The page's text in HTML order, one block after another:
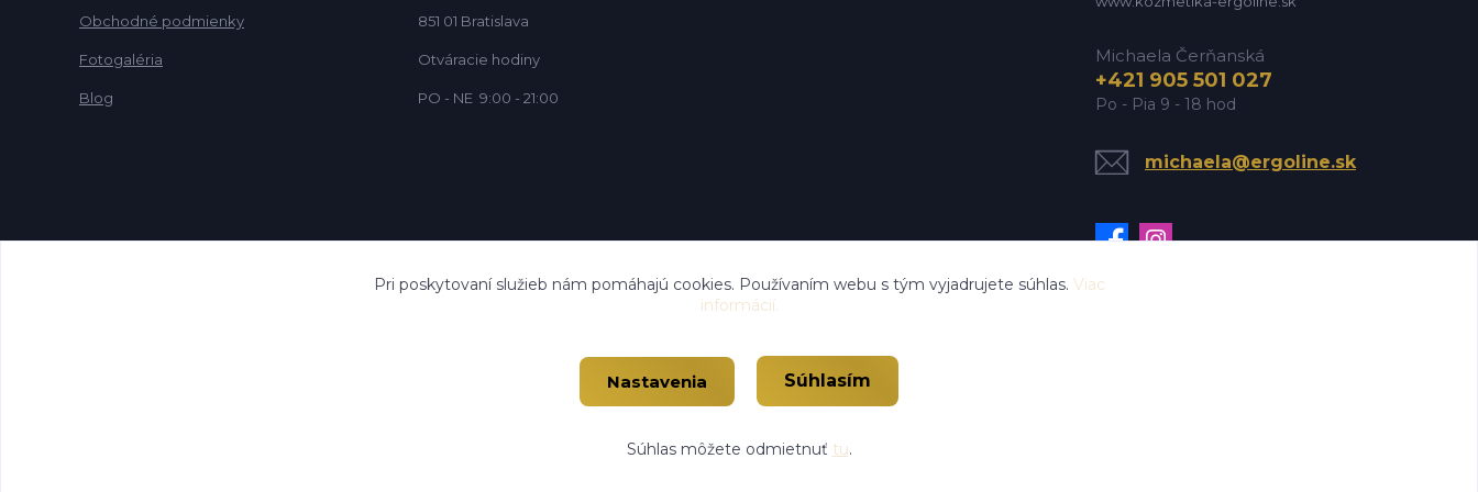
Obchodné podmienky
Fotogaléria
Blog
851 01 Bratislava
Otváracie hodiny
PO - NE 9:00 - 21:00
Michaela Čerňanská
+421 905 501 027
Po - Pia 9 - 18 hod
michaela@ergoline.sk
Pri poskytovaní služieb nám pomáhajú cookies. Používaním webu s tým vyjadrujete súhlas. Viac
informácií.
Nastavenia Súhlasím
Súhlas môžete odmietnuť tu.